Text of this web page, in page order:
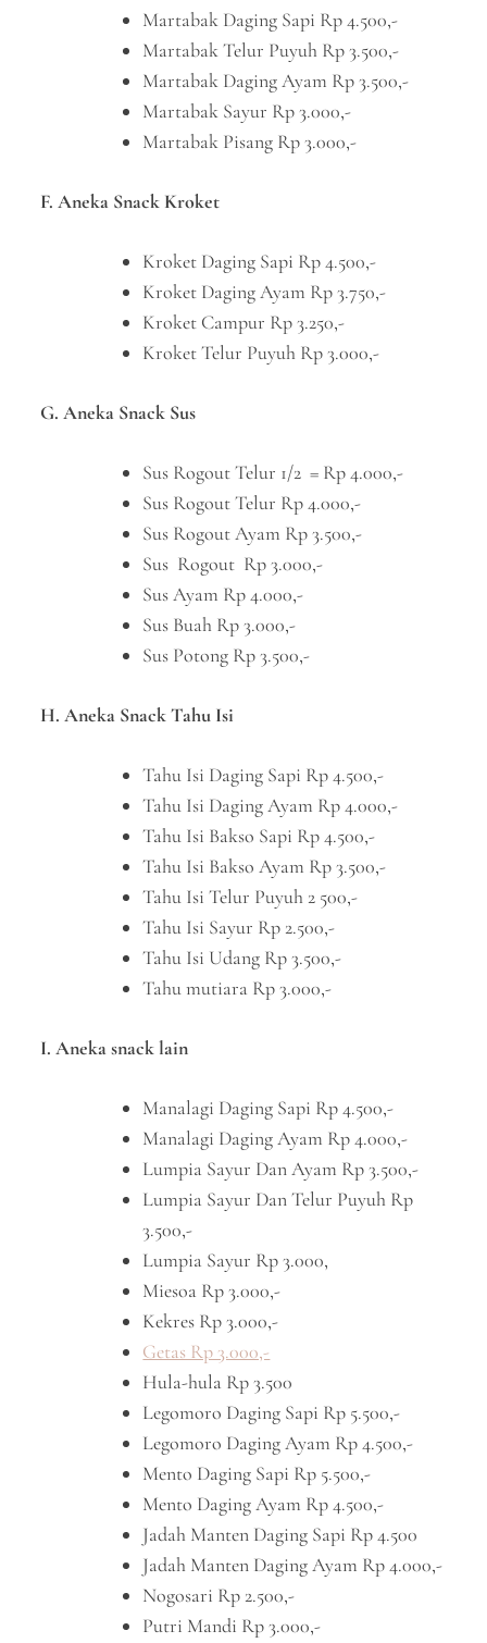
Martabak Daging Sapi Rp 4.500,-
Martabak Telur Puyuh Rp 3.500,-
Martabak Daging Ayam Rp 3.500,-
Martabak Sayur Rp 3.000,-
Martabak Pisang Rp 3.000,-
F. Aneka Snack Kroket
Kroket Daging Sapi Rp 4.500,-
Kroket Daging Ayam Rp 3.750,-
Kroket Campur Rp 3.250,-
Kroket Telur Puyuh Rp 3.000,-
G. Aneka Snack Sus
Sus Rogout Telur 1/2 = Rp 4.000,-
Sus Rogout Telur Rp 4.000,-
Sus Rogout Ayam Rp 3.500,-
Sus Rogout Rp 3.000,-
Sus Ayam Rp 4.000,-
Sus Buah Rp 3.000,-
Sus Potong Rp 3.500,-
H. Aneka Snack Tahu Isi
Tahu Isi Daging Sapi Rp 4.500,-
Tahu Isi Daging Ayam Rp 4.000,-
Tahu Isi Bakso Sapi Rp 4.500,-
Tahu Isi Bakso Ayam Rp 3.500,-
Tahu Isi Telur Puyuh 2 500,-
Tahu Isi Sayur Rp 2.500,-
Tahu Isi Udang Rp 3.500,-
Tahu mutiara Rp 3.000,-
I. Aneka snack lain
Manalagi Daging Sapi Rp 4.500,-
Manalagi Daging Ayam Rp 4.000,-
Lumpia Sayur Dan Ayam Rp 3.500,-
Lumpia Sayur Dan Telur Puyuh Rp
3.500,-
Lumpia Sayur Rp 3.000,
Miesoa Rp 3.000,-
Kekres Rp 3.000,-
Getas Rp 3.000,-
Hula-hula Rp 3.500
Legomoro Daging Sapi Rp 5.500,-
Legomoro Daging Ayam Rp 4.500,-
Mento Daging Sapi Rp 5.500,-
Mento Daging Ayam Rp 4.500,-
Jadah Manten Daging Sapi Rp 4.500
Jadah Manten Daging Ayam Rp 4.000,-
Nogosari Rp 2.500,-
Putri Mandi Rp 3.000,-